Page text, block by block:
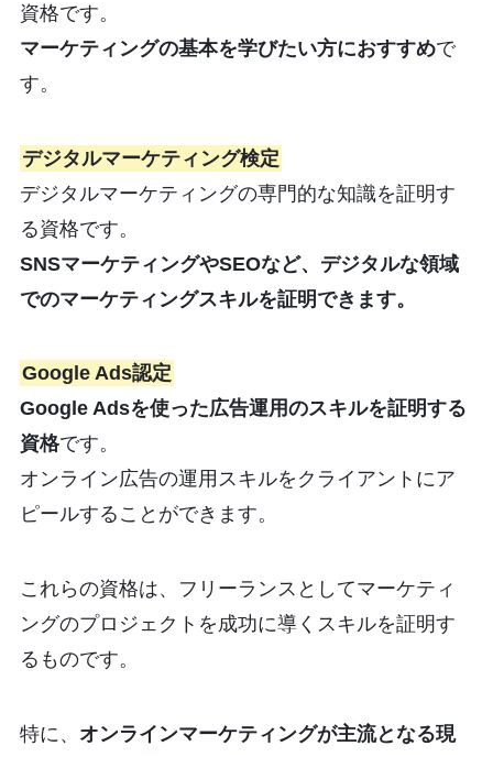
資格です。
マーケティングの基本を学びたい方におすすめで
す。
デジタルマーケティング検定
デジタルマーケティングの専門的な知識を証明す
る資格です。
SNSマーケティングやSEOなど、デジタルな領域
でのマーケティングスキルを証明できます。
Google Ads認定
Google Adsを使った広告運用のスキルを証明する
資格です。
オンライン広告の運用スキルをクライアントにア
ピールすることができます。
これらの資格は、フリーランスとしてマーケティ
ングのプロジェクトを成功に導くスキルを証明す
るものです。
特に、 オンラインマーケティングが主流となる現